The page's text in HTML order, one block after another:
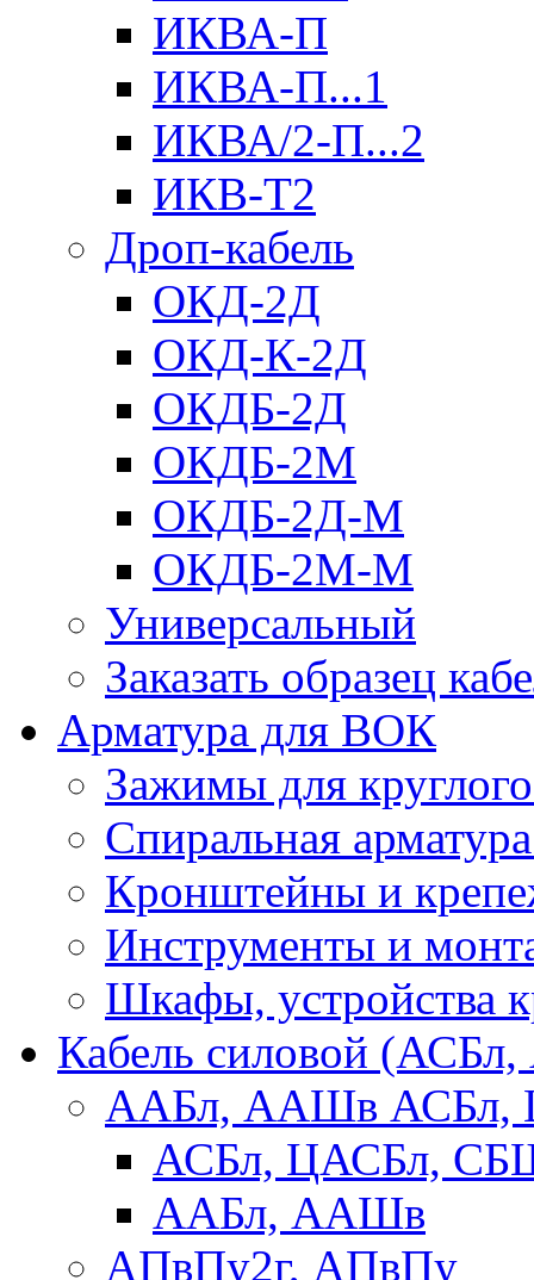
ИКВА-П
ИКВА-П...1
ИКВА/2-П...2
ИКВ-Т2
Дроп-кабель
ОКД-2Д
ОКД-К-2Д
ОКДБ-2Д
ОКДБ-2М
ОКДБ-2Д-М
ОКДБ-2М-М
Универсальный
Заказать образец
Арматура для ВОК
Зажимы для
Спиральная
Кронштейны и
Инструменты и
Шкафы, устройства
Кабель силовой
ААБл, ААШв АСБл,
АСБл, ЦАСБл,
ААБл, ААШв
АПвПу2г, АПвПу